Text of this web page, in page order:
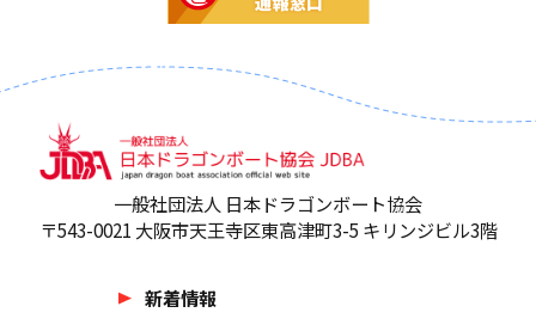
一般社団法人 日本ドラゴンボート協会
〒543-0021 大阪市天王寺区東高津町3-5 キリンジビル3階
新着情報